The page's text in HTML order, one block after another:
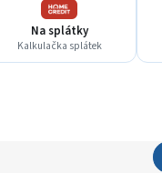
Na splátky
Kalkulačka splátek